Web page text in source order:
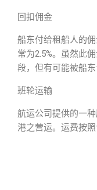
回扣佣金
船东付给租船人的
常为2.5%。虽然此
段，但有可能被船东
班轮运输
航运公司提供的一
港之营运。运费按